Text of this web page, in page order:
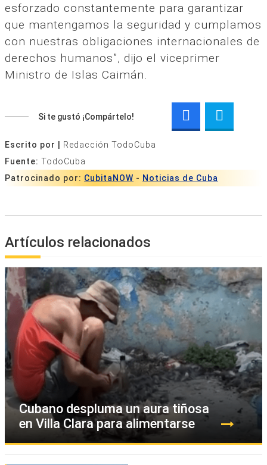
esforzado constantemente para garantizar
que mantengamos la seguridad y cumplamos
con nuestras obligaciones internacionales de
derechos humanos”, dijo el viceprimer
Ministro de Islas Caimán.
Si te gustó ¡Compártelo!
Escrito por |
Redacción TodoCuba
Fuente: TodoCuba
Patrocinado por: CubitaNOW - Noticias de Cuba
Artículos relacionados
Cubano despluma un aura tiñosa
en Villa Clara para alimentarse